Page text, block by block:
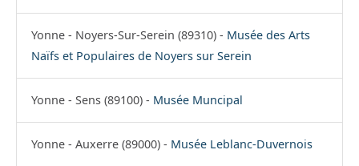
Yonne - Noyers-Sur-Serein (89310) - Musée des Arts
Naïfs et Populaires de Noyers sur Serein
Yonne - Sens (89100) - Musée Muncipal
Yonne - Auxerre (89000) - Musée Leblanc-Duvernois